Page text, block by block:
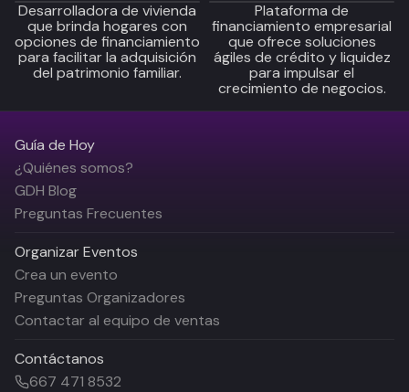
Desarrolladora de vivienda
que brinda hogares con
opciones de financiamiento
para facilitar la adquisición
del patrimonio familiar.
Plataforma de
financiamiento empresarial
que ofrece soluciones
ágiles de crédito y liquidez
para impulsar el
crecimiento de negocios.
Guía de Hoy
¿Quiénes somos?
GDH Blog
Preguntas Frecuentes
Organizar Eventos
Crea un evento
Preguntas Organizadores
Contactar al equipo de ventas
Contáctanos
667 471 8532